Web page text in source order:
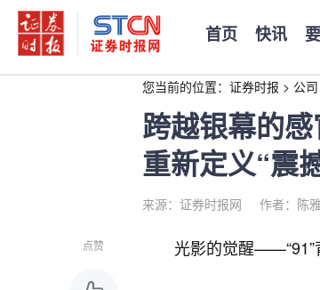
首页 快讯
您当前的位置： 证券时报 > 公司
跨越银幕的
重新定义“震
来源：证券时报网 作者：陈
点赞 光影的觉醒——“91”